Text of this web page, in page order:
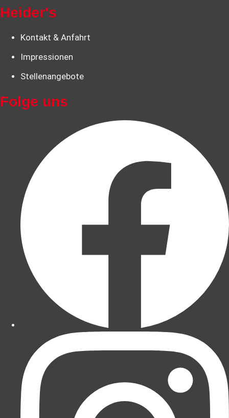
Heider's
Kontakt & Anfahrt
Impressionen
Stellenangebote
Folge uns